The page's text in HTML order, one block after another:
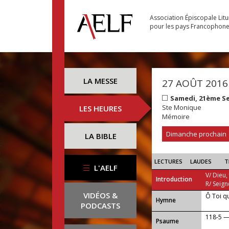
Association Épiscopale
pour les pays
LA MESSE
LES HEURES
LA BIBLE
L'AELF
VIDÉOS &
PODCASTS
27 AOÛT 2016
Samedi, 21ème
Ste Monique
Mémoire
Dimanche prochain
LECTURES LAUDES
Introduction
V/
R/
...
Hymne Ô Toi
Psaume 118-5